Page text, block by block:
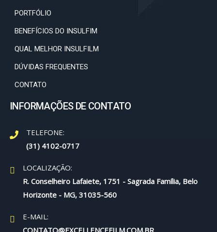
PORTFÓLIO
BENEFÍCIOS DO INSULFIM
QUAL MELHOR INSULFILM
DÚVIDAS FREQUENTES
CONTATO
INFORMAÇÕES DE CONTATO
TELEFONE:
(31) 4102-0717
LOCALIZAÇÃO:
R. Conselheiro Lafaiete, 1751 - Sagrada Família, Belo
Horizonte - MG, 31035-560
E-MAIL:
CONTATO@EXCELLENCEFILM.COM.BR